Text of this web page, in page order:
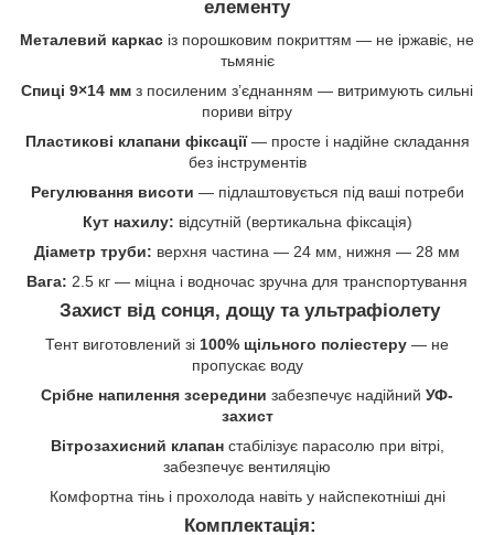
елементу
Металевий каркас із порошковим покриттям — не іржавіє, не
тьмяніє
Спиці 9×14 мм з посиленим з’єднанням — витримують сильні
пориви вітру
Пластикові клапани фіксації— просте і надійне складання
без інструментів
Регулювання висоти — підлаштовується під ваші потреби
Кут нахилу: відсутній (вертикальна фіксація)
Діаметр труби: верхня частина — 24 мм, нижня — 28 мм
Вага: 2.5 кг — міцна і водночас зручна для транспортування
Захист від сонця, дощу та ультрафіолету
Тент виготовлений зі 100% щільного поліестеру — не
пропускає воду
Срібне напилення зсередини забезпечує надійний УФ-
захист
Вітрозахисний клапанстабілізує парасолю при вітрі,
забезпечує вентиляцію
Комфортна тінь і прохолода навіть у найспекотніші дні
Комплектація: